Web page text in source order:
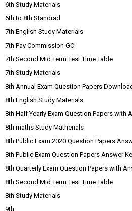
6th Study Materials
6th to 8th Standrad
7th English Study Materials
7th Pay Commission GO
7th Second Mid Term Test Time Table
7th Study Materials
8th Annual Exam Question Papers
8th English Study Materials
8th Half Yearly Exam Question Papers with
8th maths Study Matherials
8th Public Exam 2020 Question Papers
8th Public Exam Question Papers Answer
8th Quarterly Exam Question Papers with
8th Second Mid Term Test Time Table
8th Study Materials
9th